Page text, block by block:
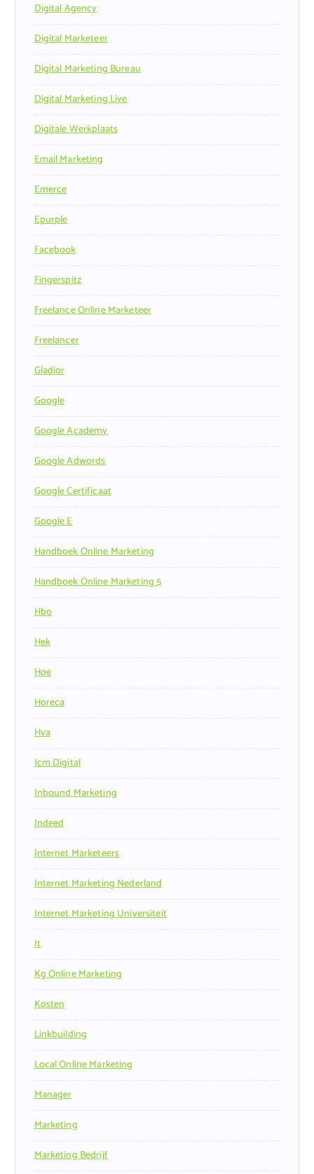
Digital Agency
Digital Marketeer
Digital Marketing Bureau
Digital Marketing Live
Digitale Werkplaats
Email Marketing
Emerce
Epurple
Facebook
Fingerspitz
Freelance Online Marketeer
Freelancer
Gladior
Google
Google Academy
Google Adwords
Google Certificaat
Google E
Handboek Online Marketing
Handboek Online Marketing 5
Hbo
Hek
Hoe
Horeca
Hva
Icm Digital
Inbound Marketing
Indeed
Internet Marketeers
Internet Marketing Nederland
Internet Marketing Universiteit
It
Kg Online Marketing
Kosten
Linkbuilding
Local Online Marketing
Manager
Marketing
Marketing Bedrijf